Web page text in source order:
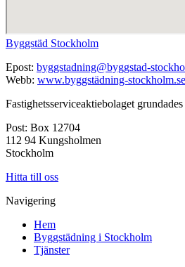
Byggstäd Stockholm
Epost: byggstadning@byggstad-
Webb: www.byggstädning-stockholm.se
Fastighetsserviceaktiebolaget
Post: Box 12704
112 94 Kungsholmen
Stockholm
Hitta till oss
Navigering
Hem
Byggstädning i Stockholm
Tjänster